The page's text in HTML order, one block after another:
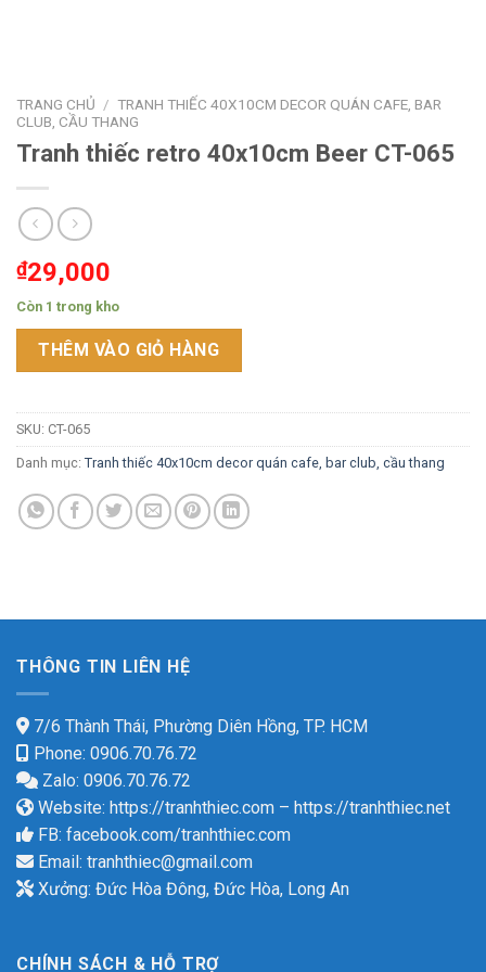
TRANG CHỦ / TRANH THIẾC 40X10CM DECOR QUÁN CAFE, BAR
CLUB, CẦU THANG
Tranh thiếc retro 40x10cm Beer CT-065
₫29,000
Còn 1 trong kho
THÊM VÀO GIỎ HÀNG
SKU: CT-065
Danh mục: Tranh thiếc 40x10cm decor quán cafe, bar club, cầu thang
THÔNG TIN LIÊN HỆ
7/6 Thành Thái, Phường Diên Hồng, TP. HCM
Phone: 0906.70.76.72
Zalo: 0906.70.76.72
Website: https://tranhthiec.com – https://tranhthiec.net
FB: facebook.com/tranhthiec.com
Email: tranhthiec@gmail.com
Xưởng: Đức Hòa Đông, Đức Hòa, Long An
CHÍNH SÁCH & HỖ TRỢ